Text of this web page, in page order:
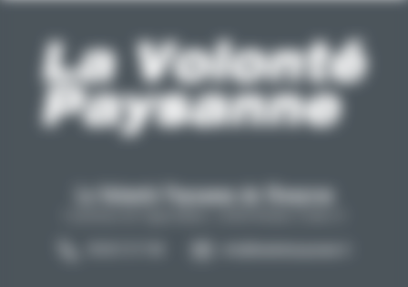
La Volonté Paysanne de l'Aveyron